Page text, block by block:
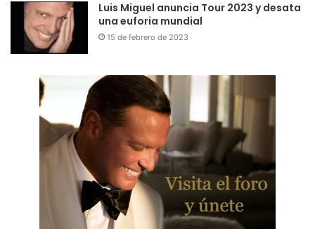
Luis Miguel anuncia Tour 2023 y desata
una euforia mundial
15 de febrero de 2023